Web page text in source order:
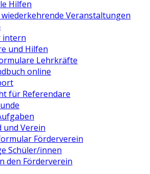
Hilfen
wiederkehrende Veranstaltungen
intern
und Hilfen
Lehrkräfte
online
für Referendare
und Verein
Förderverein
Schüler/innen
den Förderverein